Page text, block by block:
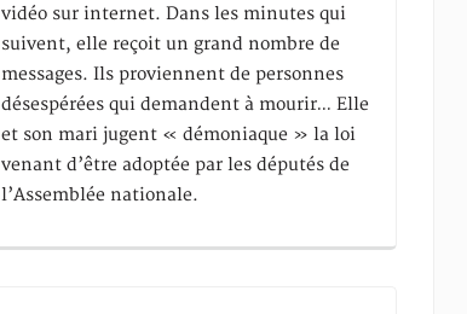
vidéo sur internet. Dans les minutes qui
suivent, elle reçoit un grand nombre de
messages. Ils proviennent de personnes
désespérées qui demandent à mourir… Elle
et son mari jugent « démoniaque » la loi
venant d’être adoptée par les députés de
l’Assemblée nationale.